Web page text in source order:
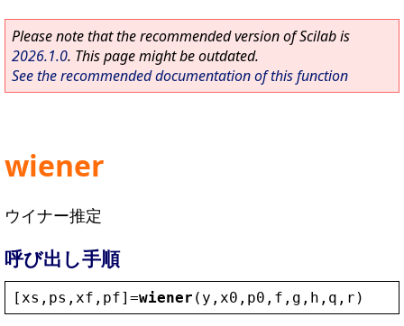
Please note that the recommended version of Scilab is
2026.1.0. This page might be outdated.
See the recommended documentation of this function
wiener
ウイナー推定
呼び出し手順
[ xs , ps , xf , pf]=wiener ( y , x0 , p0 , f , g , h , q , r )